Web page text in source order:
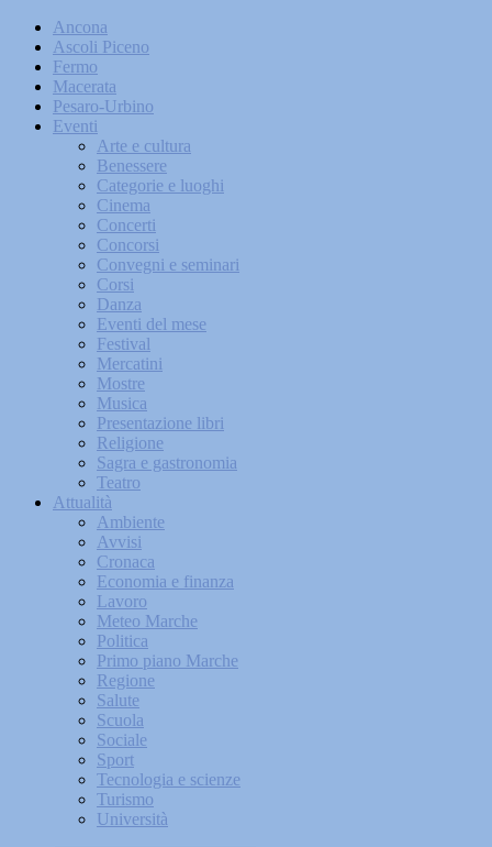
Ancona
Ascoli Piceno
Fermo
Macerata
Pesaro-Urbino
Eventi
Arte e cultura
Benessere
Categorie e luoghi
Cinema
Concerti
Concorsi
Convegni e seminari
Corsi
Danza
Eventi del mese
Festival
Mercatini
Mostre
Musica
Presentazione libri
Religione
Sagra e gastronomia
Teatro
Attualità
Ambiente
Avvisi
Cronaca
Economia e finanza
Lavoro
Meteo Marche
Politica
Primo piano Marche
Regione
Salute
Scuola
Sociale
Sport
Tecnologia e scienze
Turismo
Università